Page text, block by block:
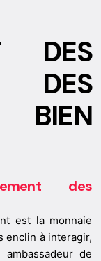
DES
DES
BIEN
des
est la monnaie
enclin à interagir,
de